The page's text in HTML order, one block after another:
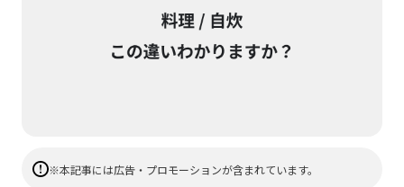
※本記事には広告・プロモーションが含まれています。